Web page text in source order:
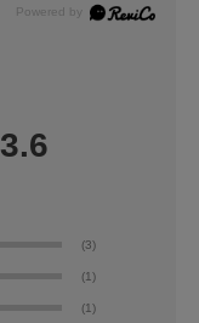
3.6
(3)
(1)
(1)